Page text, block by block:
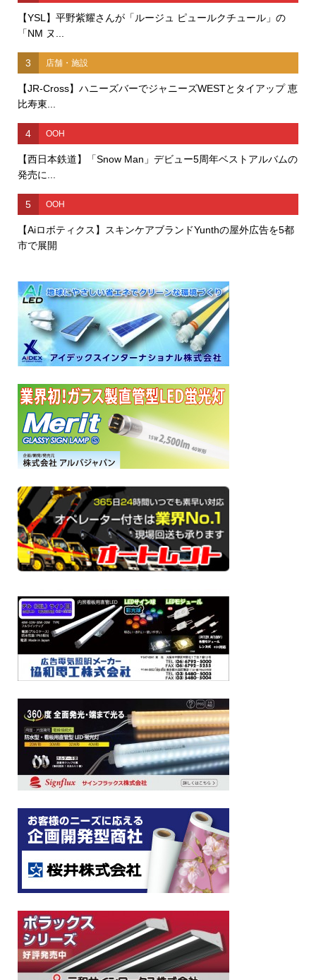
【YSL】平野紫耀さんが「ルージュ ピュールクチュール」の
「NM ヌ...
3 店舗・施設
【JR-Cross】ハニーズバーでジャニーズWESTとタイアップ 恵
比寿東...
4 OOH
【西日本鉄道】「Snow Man」デビュー5周年ベストアルバムの
発売に...
5 OOH
【Aiロボティクス】スキンケアブランドYunthの屋外広告を5都
市で展開